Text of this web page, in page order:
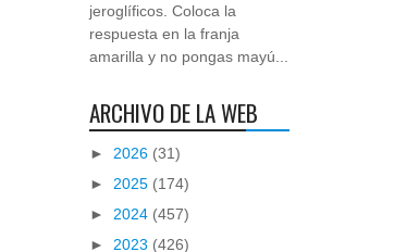
jeroglíficos. Coloca la
respuesta en la franja
amarilla y no pongas mayú...
ARCHIVO DE LA WEB
► 2026 (31)
► 2025 (174)
► 2024 (457)
► 2023 (426)